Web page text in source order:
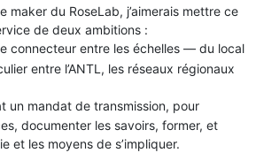
maker du RoseLab, j’aimerais mettre ce
de deux ambitions :
connecteur entre les échelles — du local
entre l’ANTL, les réseaux régionaux
un mandat de transmission, pour
documenter les savoirs, former, et
et les moyens de s’impliquer.